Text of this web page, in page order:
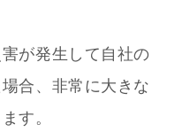
が発生して自社の
合、非常に大きな
す。